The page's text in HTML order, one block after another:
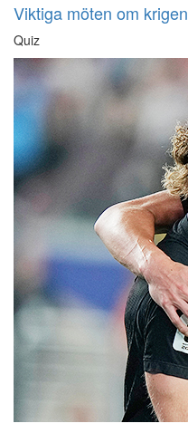
Viktiga möten om krigen
Quiz